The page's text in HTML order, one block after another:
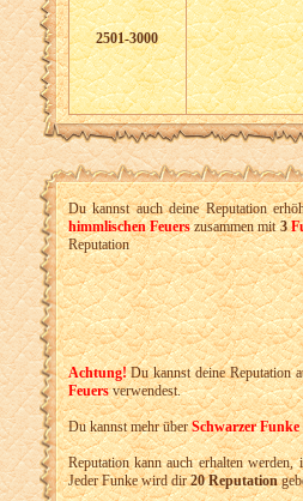
2501-3000
Du kannst auch deine Reputation
himmlischen Feuerszusammen mit3
Reputation
Achtung!Du kannst deine Reputation
Feuersverwendest.
Du kannst mehr überSchwarzer Funke
Reputation kann auch erhalten
Jeder Funke wird dir20 Reputation